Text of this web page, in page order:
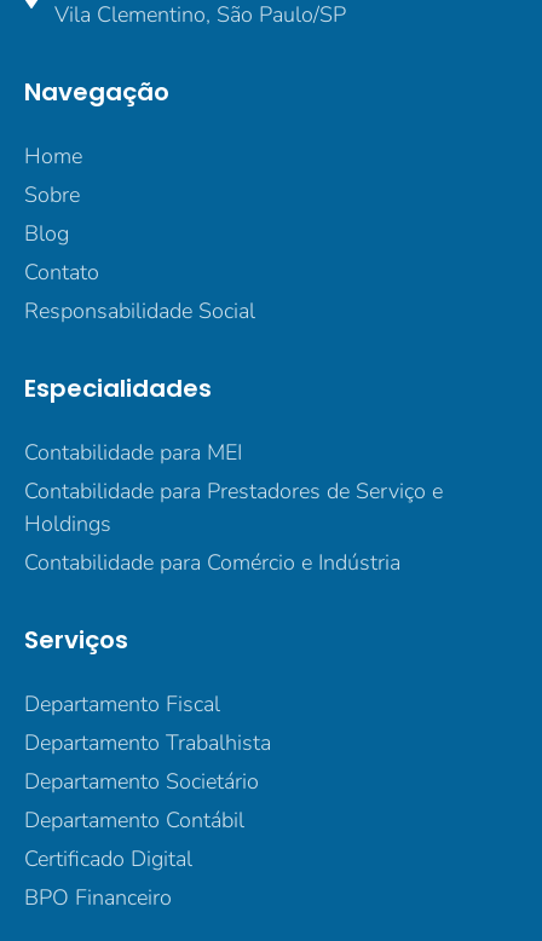
Vila Clementino, São Paulo/SP
Navegação
Home
Sobre
Blog
Contato
Responsabilidade Social
Especialidades
Contabilidade para MEI
Contabilidade para Prestadores de Serviço e
Holdings
Contabilidade para Comércio e Indústria
Serviços
Departamento Fiscal
Departamento Trabalhista
Departamento Societário
Departamento Contábil
Certificado Digital
BPO Financeiro